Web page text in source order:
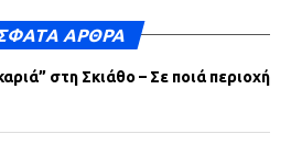
ΆΡΘΡΑ
στη Σκιάθο – Σε ποιά περιοχή